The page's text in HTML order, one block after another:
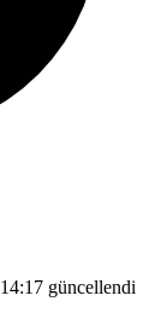
güncellendi